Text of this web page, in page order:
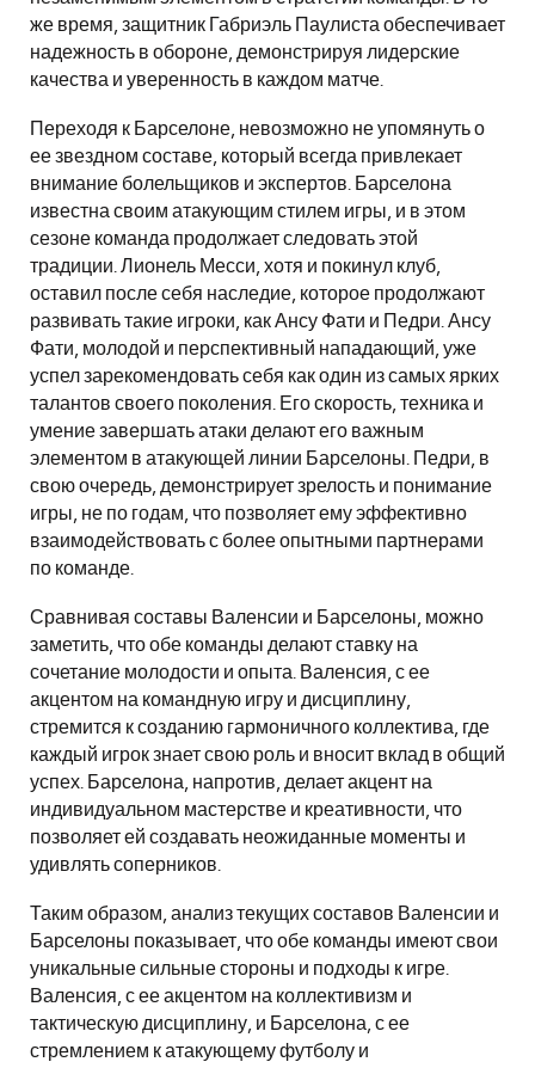
же время, защитник Габриэль Паулиста обеспечивает
надежность в обороне, демонстрируя лидерские
качества и уверенность в каждом матче.
Переходя к Барселоне, невозможно не упомянуть о
ее звездном составе, который всегда привлекает
внимание болельщиков и экспертов. Барселона
известна своим атакующим стилем игры, и в этом
сезоне команда продолжает следовать этой
традиции. Лионель Месси, хотя и покинул клуб,
оставил после себя наследие, которое продолжают
развивать такие игроки, как Ансу Фати и Педри. Ансу
Фати, молодой и перспективный нападающий, уже
успел зарекомендовать себя как один из самых ярких
талантов своего поколения. Его скорость, техника и
умение завершать атаки делают его важным
элементом в атакующей линии Барселоны. Педри, в
свою очередь, демонстрирует зрелость и понимание
игры, не по годам, что позволяет ему эффективно
взаимодействовать с более опытными партнерами
по команде.
Сравнивая составы Валенсии и Барселоны, можно
заметить, что обе команды делают ставку на
сочетание молодости и опыта. Валенсия, с ее
акцентом на командную игру и дисциплину,
стремится к созданию гармоничного коллектива, где
каждый игрок знает свою роль и вносит вклад в общий
успех. Барселона, напротив, делает акцент на
индивидуальном мастерстве и креативности, что
позволяет ей создавать неожиданные моменты и
удивлять соперников.
Таким образом, анализ текущих составов Валенсии и
Барселоны показывает, что обе команды имеют свои
уникальные сильные стороны и подходы к игре.
Валенсия, с ее акцентом на коллективизм и
тактическую дисциплину, и Барселона, с ее
стремлением к атакующему футболу и